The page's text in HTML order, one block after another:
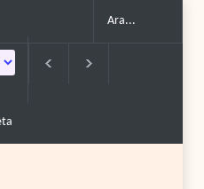
stratejik yönetimin yeniden yapılanma..